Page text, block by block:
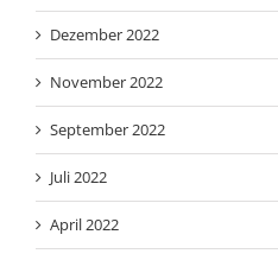
Dezember 2022
November 2022
September 2022
Juli 2022
April 2022